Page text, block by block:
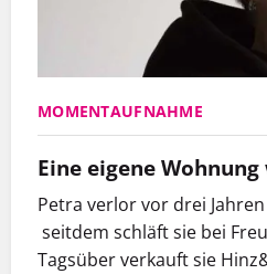
MOMENTAUFNAHME
Eine eigene
Petra verlor vor drei
seitdem schläft sie bei
Tagsüber verkauft sie